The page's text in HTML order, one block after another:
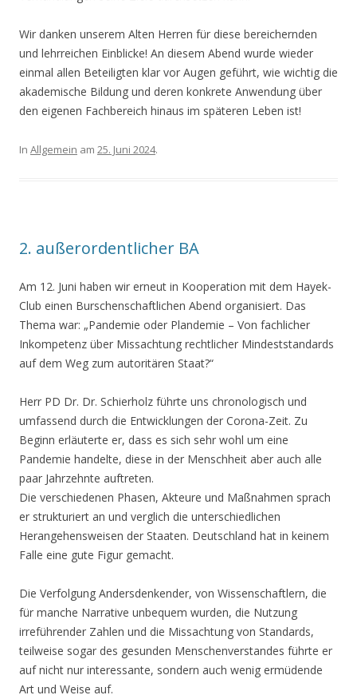
Wir danken unserem Alten Herren für diese bereichernden
und lehrreichen Einblicke! An diesem Abend wurde wieder
einmal allen Beteiligten klar vor Augen geführt, wie wichtig die
akademische Bildung und deren konkrete Anwendung über
den eigenen Fachbereich hinaus im späteren Leben ist!
In Allgemein am 25. Juni 2024.
2. außerordentlicher BA
Am 12. Juni haben wir erneut in Kooperation mit dem Hayek-
Club einen Burschenschaftlichen Abend organisiert. Das
Thema war: „Pandemie oder Plandemie – Von fachlicher
Inkompetenz über Missachtung rechtlicher Mindeststandards
auf dem Weg zum autoritären Staat?“
Herr PD Dr. Dr. Schierholz führte uns chronologisch und
umfassend durch die Entwicklungen der Corona-Zeit. Zu
Beginn erläuterte er, dass es sich sehr wohl um eine
Pandemie handelte, diese in der Menschheit aber auch alle
paar Jahrzehnte auftreten.
Die verschiedenen Phasen, Akteure und Maßnahmen sprach
er strukturiert an und verglich die unterschiedlichen
Herangehensweisen der Staaten. Deutschland hat in keinem
Falle eine gute Figur gemacht.
Die Verfolgung Andersdenkender, von Wissenschaftlern, die
für manche Narrative unbequem wurden, die Nutzung
irreführender Zahlen und die Missachtung von Standards,
teilweise sogar des gesunden Menschenverstandes führte er
auf nicht nur interessante, sondern auch wenig ermüdende
Art und Weise auf.